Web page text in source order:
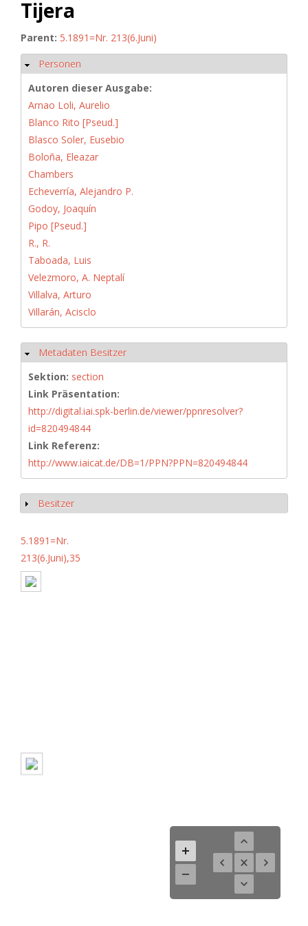
Tijera
Parent: 5.1891=Nr. 213(6.Juni)
Hide
Personen
Autoren dieser Ausgabe:
Arnao Loli, Aurelio
Blanco Rito [Pseud.]
Blasco Soler, Eusebio
Boloña, Eleazar
Chambers
Echeverría, Alejandro P.
Godoy, Joaquín
Pipo [Pseud.]
R., R.
Taboada, Luis
Velezmoro, A. Neptalí
Villalva, Arturo
Villarán, Acisclo
Hide
Metadaten Besitzer
Sektion: section
Link Präsentation:
http://digital.iai.spk-berlin.de/viewer/ppnresolver?
id=820494844
Link Referenz:
http://www.iaicat.de/DB=1/PPN?PPN=820494844
Show
Besitzer
5.1891=Nr.
213(6.Juni),35